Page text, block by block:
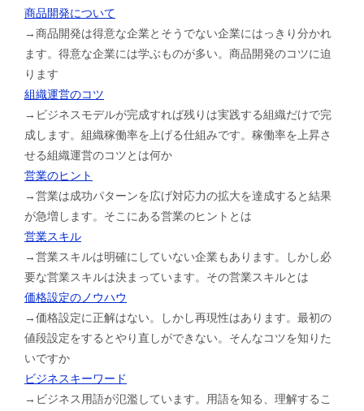
商品開発について
→商品開発は得意な企業とそうでない企業にはっきり分かれ
ます。得意な企業には学ぶものが多い。商品開発のコツに迫
ります
組織運営のコツ
→ビジネスモデルが完成すれば残りは実践する組織だけで完
成します。組織稼働率を上げる仕組みです。稼働率を上昇さ
せる組織運営のコツとは何か
営業のヒント
→営業は成功パターンを広げ対応力の拡大を達成すると結果
が急増します。そこにある営業のヒントとは
営業スキル
→営業スキルは明確にしていない企業もあります。しかし必
要な営業スキルは決まっています。その営業スキルとは
価格設定のノウハウ
→価格設定に正解はない。しかし再現性はあります。最初の
値段設定をするとやり直しができない。そんなコツを知りた
いですか
ビジネスキーワード
→ビジネス用語が氾濫しています。用語を知る、理解するこ